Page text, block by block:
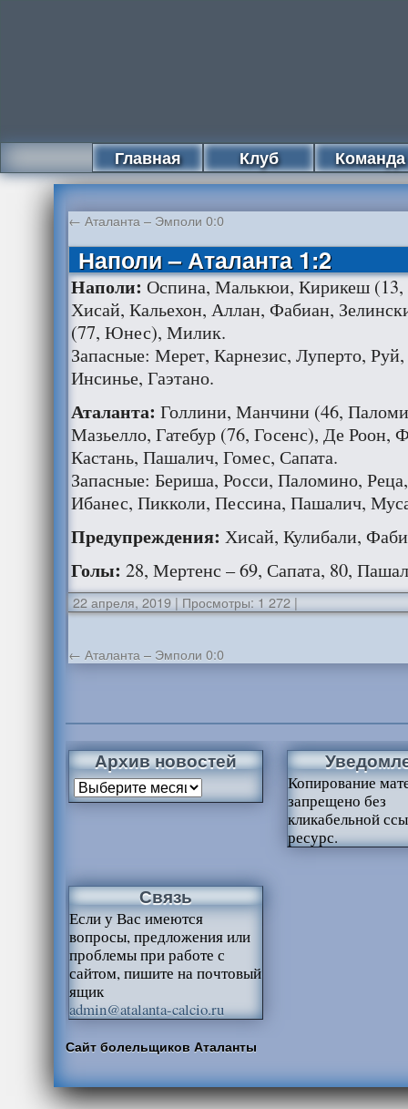
Главная Клуб Команда
← Аталанта – Эмполи 0:0
Наполи – Аталанта 1:2
Наполи:Оспина, Малькюи, Кирикеш (13,
Хисай, Кальехон, Аллан, Фабиан,
(77, Юнес), Милик.
Запасные: Мерет, Карнезис, Луперто,
Инсинье, Гаэтано.
Аталанта: Голлини, Манчини (46,
Мазьелло, Гатебур (76, Госенс), Де Роон,
Кастань, Пашалич, Гомес, Сапата.
Запасные: Бериша, Росси, Паломино,
Ибанес, Пикколи, Пессина, Пашалич,
Предупреждения: Хисай, Кулибали,
Голы: 28, Мертенс – 69, Сапата, 80,
22 апреля, 2019 | Просмотры: 1 272|
← Аталанта – Эмполи 0:0
Архив новостей
Копирование
запрещено без
кликабельной
ресурс.
Связь
Если у Вас имеются
вопросы, предложения или
проблемы при работе с
сайтом, пишите на почтовый
ящик
admin@atalanta-calcio.ru
Сайт болельщиков Аталанты